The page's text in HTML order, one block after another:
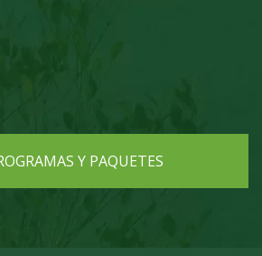
Y PAQUETES